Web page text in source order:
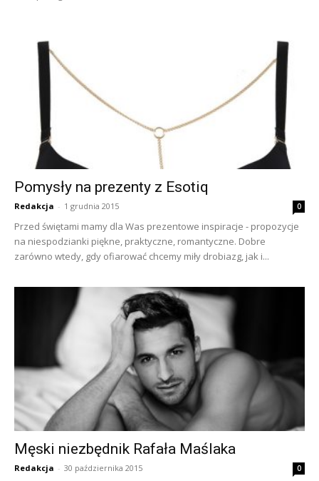
Pomysły na prezenty z Esotiq
Redakcja - 1 grudnia 2015 0
Przed świętami mamy dla Was prezentowe inspiracje - propozycje
na niespodzianki piękne, praktyczne, romantyczne. Dobre
zarówno wtedy, gdy ofiarować chcemy miły drobiazg, jak i...
Męski niezbędnik Rafała Maślaka
Redakcja - 30 października 2015 0